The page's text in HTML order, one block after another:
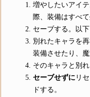
増やしたいアイ
際、装備はすべ
セーブする。以
別れたキャラを
装備させたり、
そのキャラと別れ
セーブせずに リ
ドする。